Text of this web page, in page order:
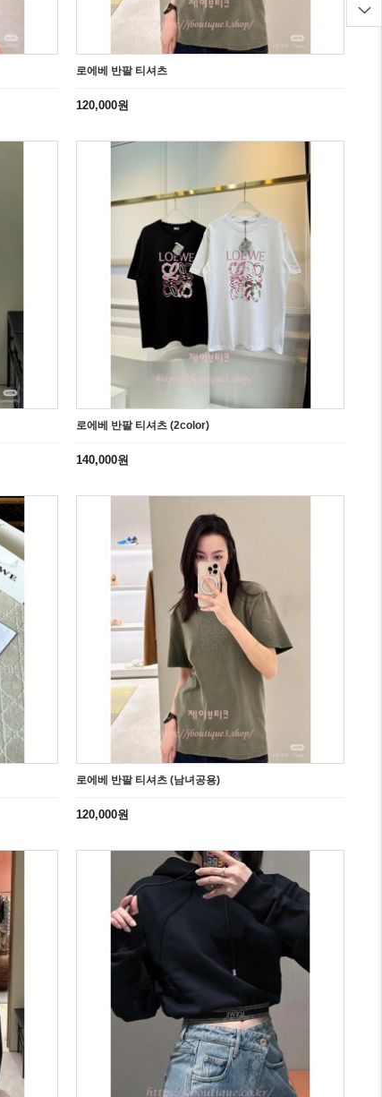
로에베 반팔 티셔츠
120,000원
로에베 반팔 티셔츠 (2color)
140,000원
로에베 반팔 티셔츠 (남녀공용)
120,000원